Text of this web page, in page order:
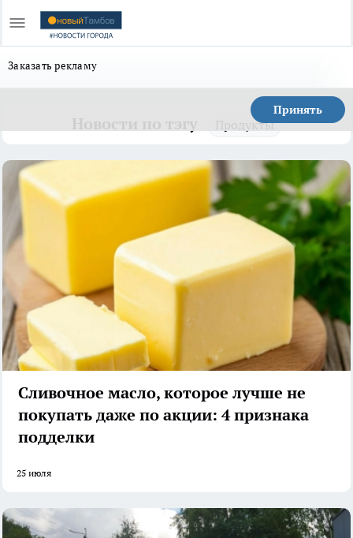
Заказать рекламу
Принять
Продукты
Сливочное масло, которое лучше не
покупать даже по акции: 4 признака
подделки
25 июля